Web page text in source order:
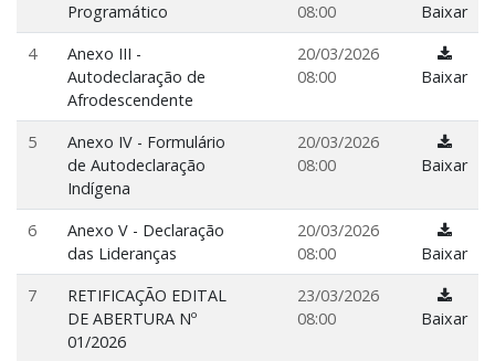
Programático
08:00
Baixar
4
Anexo III -
Autodeclaração de
Afrodescendente
20/03/2026
08:00
Baixar
5
Anexo IV - Formulário
de Autodeclaração
Indígena
20/03/2026
08:00
Baixar
6
Anexo V - Declaração
das Lideranças
20/03/2026
08:00
Baixar
7
RETIFICAÇÃO EDITAL
DE ABERTURA Nº
01/2026
23/03/2026
08:00
Baixar